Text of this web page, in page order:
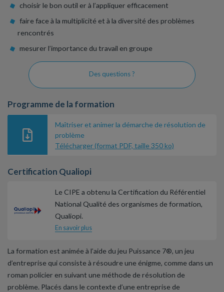
choisir le bon outil er à l’appliquer efficacement
faire face à la multiplicité et à la diversité des problèmes
rencontrés
mesurer l’importance du travail en groupe
Des questions ?
Programme de la formation
Maîtriser et animer la démarche de résolution de
problème
Télécharger (format PDF, taille 350 ko)
Certification Qualiopi
Le CIPE a obtenu la Certification du Référentiel
National Qualité des organismes de formation,
Qualiopi.
En savoir plus
La formation est animée à l’aide du jeu Puissance 7®, un jeu
d’entreprise qui consiste à résoudre une énigme, comme dans un
roman policier en suivant une méthode de résolution de
problème. Placés dans le contexte d’une entreprise de